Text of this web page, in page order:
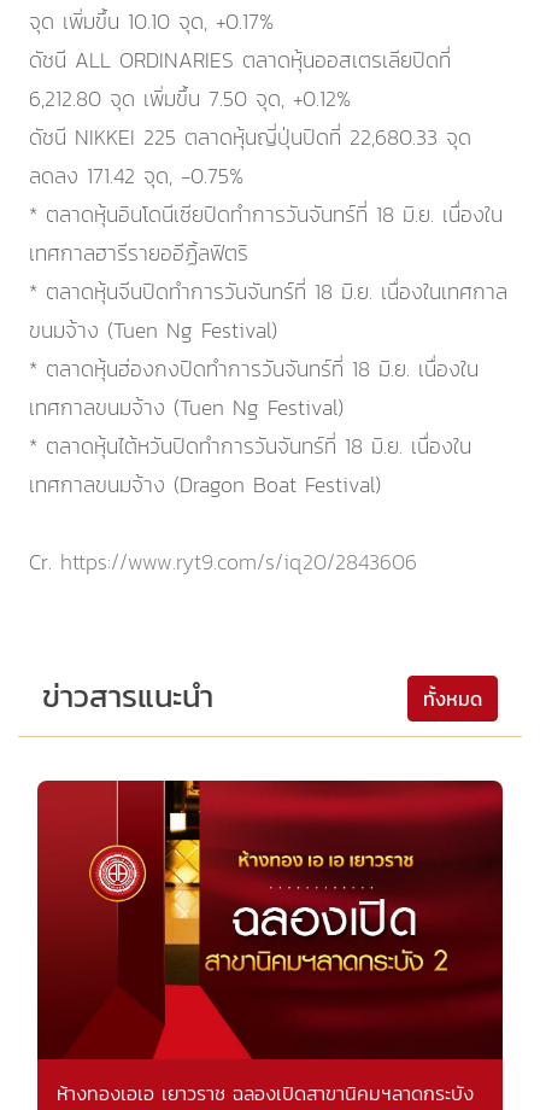
จุด เพิ่มขึ้น 10.10 จุด, +0.17%
ดัชนี ALL ORDINARIES ตลาดหุ้นออสเตรเลียปิดที่
6,212.80 จุด เพิ่มขึ้น 7.50 จุด, +0.12%
ดัชนี NIKKEI 225 ตลาดหุ้นญี่ปุ่นปิดที่ 22,680.33 จุด
ลดลง 171.42 จุด, -0.75%
* ตลาดหุ้นอินโดนีเซียปิดทำการวันจันทร์ที่ 18 มิ.ย. เนื่องใน
เทศกาลฮารีรายออีฏิ้ลฟิตริ
* ตลาดหุ้นจีนปิดทำการวันจันทร์ที่ 18 มิ.ย. เนื่องในเทศกาล
ขนมจ้าง (Tuen Ng Festival)
* ตลาดหุ้นฮ่องกงปิดทำการวันจันทร์ที่ 18 มิ.ย. เนื่องใน
เทศกาลขนมจ้าง (Tuen Ng Festival)
* ตลาดหุ้นไต้หวันปิดทำการวันจันทร์ที่ 18 มิ.ย. เนื่องใน
เทศกาลขนมจ้าง (Dragon Boat Festival)
Cr. https://www.ryt9.com/s/iq20/2843606
ข่าวสารแนะนำ ทั้งหมด
ห้างทองเอเอ เยาวราช ฉลองเปิดสาขานิคมฯลาดกระบัง